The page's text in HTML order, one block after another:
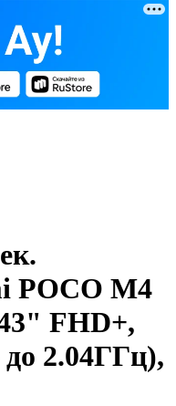
POCO M4
FHD+,
2.04ГГц),